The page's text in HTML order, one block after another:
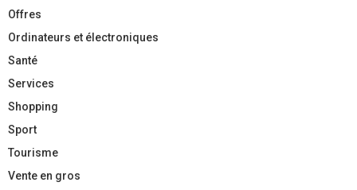
Offres
Ordinateurs et électroniques
Santé
Services
Shopping
Sport
Tourisme
Vente en gros